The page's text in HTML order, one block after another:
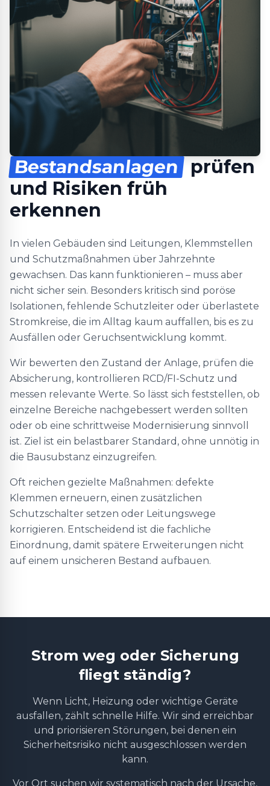
Bestandsanlagen
prüfen
und Risiken früh
erkennen
In vielen Gebäuden sind Leitungen, Klemmstellen
und Schutzmaßnahmen über Jahrzehnte
gewachsen. Das kann funktionieren – muss aber
nicht sicher sein. Besonders kritisch sind poröse
Isolationen, fehlende Schutzleiter oder überlastete
Stromkreise, die im Alltag kaum auffallen, bis es zu
Ausfällen oder Geruchsentwicklung kommt.
Wir bewerten den Zustand der Anlage, prüfen die
Absicherung, kontrollieren RCD/FI-Schutz und
messen relevante Werte. So lässt sich feststellen, ob
einzelne Bereiche nachgebessert werden sollten
oder ob eine schrittweise Modernisierung sinnvoll
ist. Ziel ist ein belastbarer Standard, ohne unnötig in
die Bausubstanz einzugreifen.
Oft reichen gezielte Maßnahmen: defekte
Klemmen erneuern, einen zusätzlichen
Schutzschalter setzen oder Leitungswege
korrigieren. Entscheidend ist die fachliche
Einordnung, damit spätere Erweiterungen nicht
auf einem unsicheren Bestand aufbauen.
Strom weg oder Sicherung
fliegt ständig?
Wenn Licht, Heizung oder wichtige Geräte
ausfallen, zählt schnelle Hilfe. Wir sind erreichbar
und priorisieren Störungen, bei denen ein
Sicherheitsrisiko nicht ausgeschlossen werden
kann.
Vor Ort suchen wir systematisch nach der Ursache,